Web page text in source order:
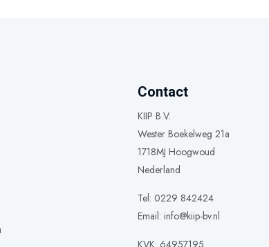
Contact
KIIP B.V.
Wester Boekelweg 21a
1718MJ Hoogwoud
Nederland
Tel: 0229 842424
Email: info@kiip-bv.nl
KVK: 64957195